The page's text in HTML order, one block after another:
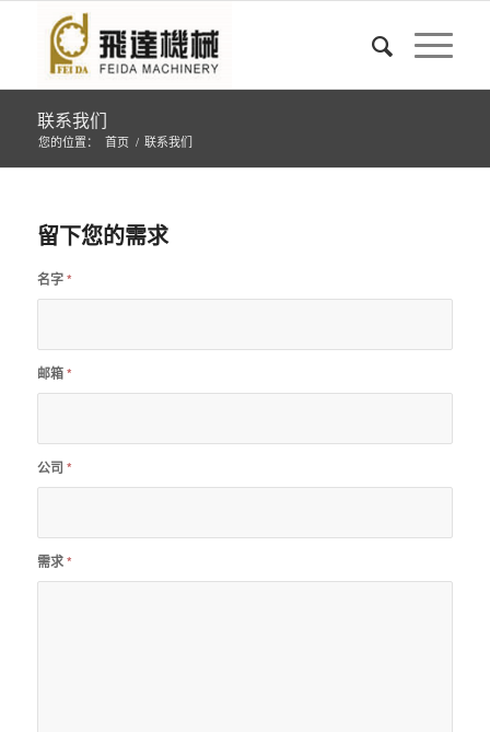
联系我们
您的位置： 首页 / 联系我们
留下您的需求
名字*
邮箱*
公司 *
需求*